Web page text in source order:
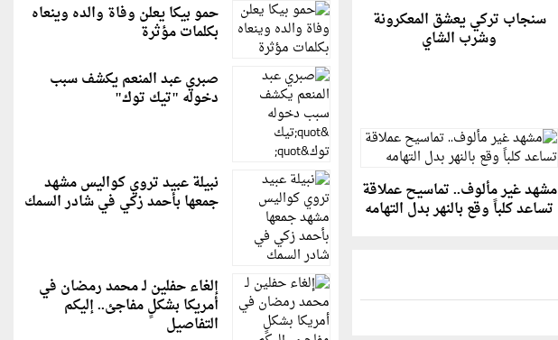
سنجاب تركي يعشق المعكرونة
وشرب الشاي
مشهد غير مألوف.. تماسيح عملاقة
تساعد كلباً وقع بالنهر بدل التهامه
حمو بيكا يعلن وفاة والده وينعاه
بكلمات مؤثرة
صبري عبد المنعم يكشف سبب
دخوله "تيك توك"
نبيلة عبيد تروي كواليس مشهد
جمعها بأحمد زكي في شادر السمك
إلغاء حفلين لـ محمد رمضان في
أمريكا بشكلٍ مفاجئ.. إليكم
التفاصيل